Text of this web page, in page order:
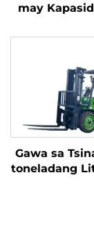
may
diesel, na
na kalidad na
na motor ng
Gawa sa
toneladang